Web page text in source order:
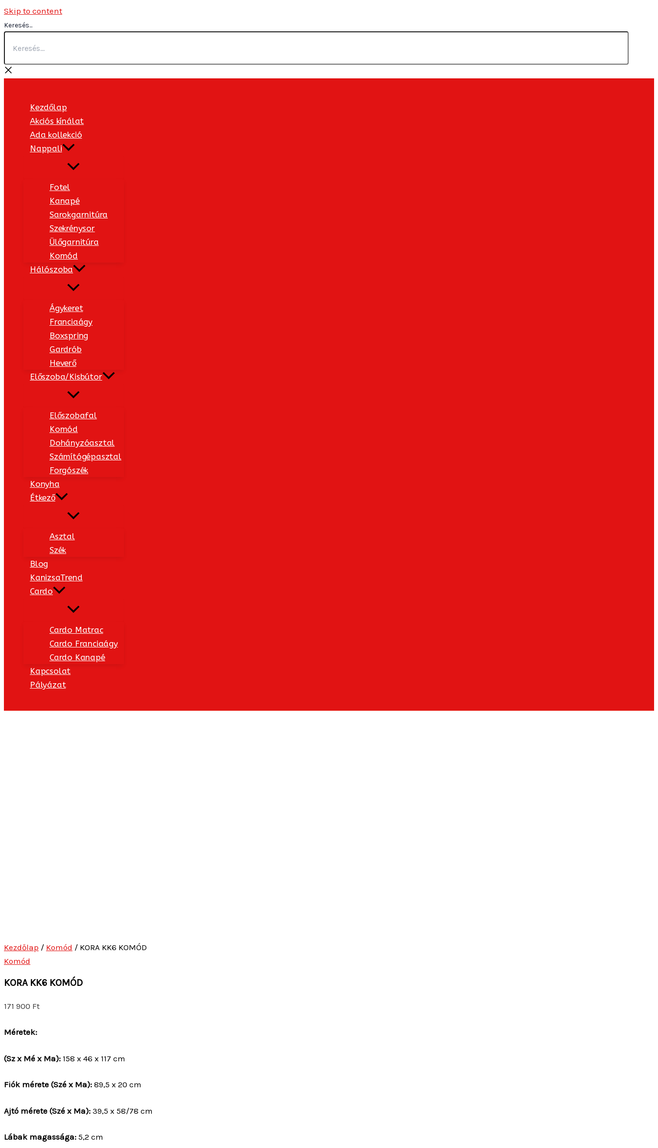
Skip to content
Keresés...
Kezdőlap
Akciós kínálat
Ada kollekció
Nappali
Fotel
Kanapé
Sarokgarnitúra
Szekrénysor
Ülőgarnitúra
Komód
Hálószoba
Ágykeret
Franciaágy
Boxspring
Gardrób
Heverő
Előszoba/Kisbútor
Előszobafal
Komód
Dohányzóasztal
Számítógépasztal
Forgószék
Konyha
Étkező
Asztal
Szék
Blog
KanizsaTrend
Cardo
Cardo Matrac
Cardo Franciaágy
Cardo Kanapé
Kapcsolat
Pályázat
(Sz x Mé x Ma):
Fiók mérete (Szé x Ma):
Ajtó mérete (Szé x Ma):
Lábak magassága:
A belső polc vastagsága:1,8 cm
Váz vastagsága:1,5 cm
Jellemzők:
pedig fémből készülnek. A komódban bárszekrény rész is található.. A